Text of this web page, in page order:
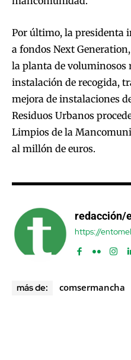
Por último, la presidenta
a fondos Next
la planta de voluminosos
instalación de recogida,
mejora de instalaciones
Residuos Urbanos
Limpios de la
al millón de euros.
redacción/
https://
más de: comsermancha